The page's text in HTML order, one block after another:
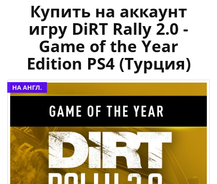
Купить на аккаунт
игру DiRT Rally 2.0 -
Game of the Year
Edition PS4 (Турция)
НА АНГЛ.